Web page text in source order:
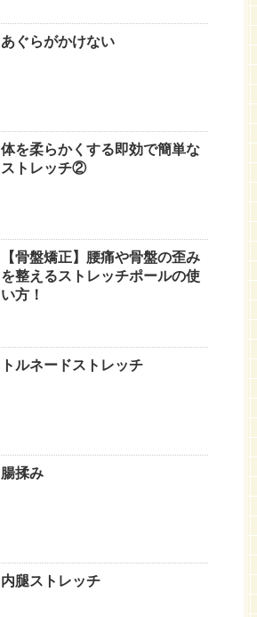
あぐらがかけない
体を柔らかくする即効で簡単な
ストレッチ②
【骨盤矯正】腰痛や骨盤の歪み
を整えるストレッチポールの使
い方！
トルネードストレッチ
腸揉み
内腿ストレッチ